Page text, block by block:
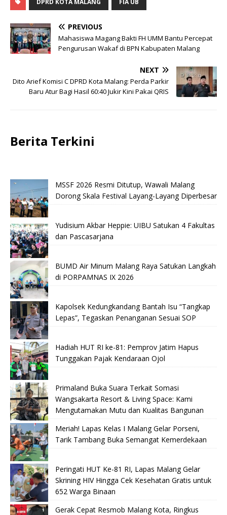
PREVIOUS
Mahasiswa Magang Bakti FH UMM Bantu Percepat
Pengurusan Wakaf di BPN Kabupaten Malang
NEXT
Dito Arief Komisi C DPRD Kota Malang: Perda Parkir
Baru Atur Bagi Hasil 60:40 Jukir Kini Pakai QRIS
Berita Terkini
MSSF 2026 Resmi Ditutup, Wawali Malang
Dorong Skala Festival Layang-Layang Diperbesar
Yudisium Akbar Heppie: UIBU Satukan 4 Fakultas
dan Pascasarjana
BUMD Air Minum Malang Raya Satukan Langkah
di PORPAMNAS IX 2026
Kapolsek Kedungkandang Bantah Isu “Tangkap
Lepas”, Tegaskan Penanganan Sesuai SOP
Hadiah HUT RI ke-81: Pemprov Jatim Hapus
Tunggakan Pajak Kendaraan Ojol
Primaland Buka Suara Terkait Somasi
Wangsakarta Resort & Living Space: Kami
Mengutamakan Mutu dan Kualitas Bangunan
Meriah! Lapas Kelas I Malang Gelar Porseni,
Tarik Tambang Buka Semangat Kemerdekaan
Peringati HUT Ke-81 RI, Lapas Malang Gelar
Skrining HIV Hingga Cek Kesehatan Gratis untuk
652 Warga Binaan
Gerak Cepat Resmob Malang Kota, Ringkus